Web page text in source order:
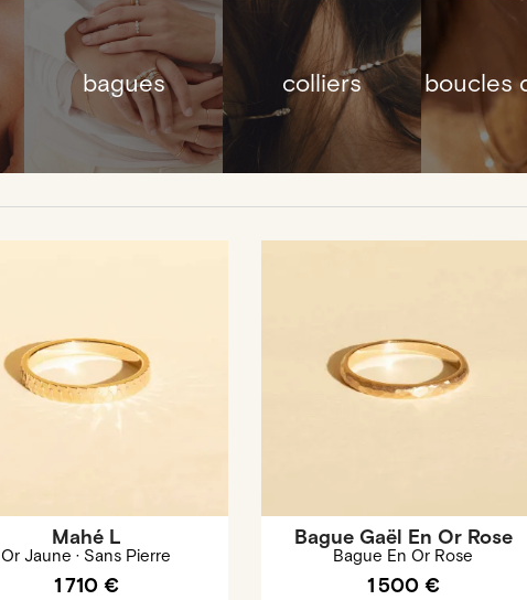
bagues colliers boucles
Mahé L
Or Jaune · Sans Pierre
1 710 €
Bague Gaël En Or Rose
Bague En Or Rose
1 500 €